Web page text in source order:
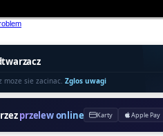
sie zacinac. Zglos uwagi
przelew online Karty Apple Pay